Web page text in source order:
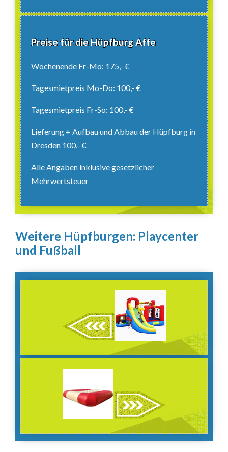
Preise für die Hüpfburg Affe
Wochenende Fr-Mo: 175,- €
Tagesmietpreis Mo-Do: 100,- €
Tagesmietpreis Fr-So: 100,- €
Lieferung + Aufbau und Abbau der Hüpfburg in
Dresden 100,- €
Alle Angaben inklusive gesetzlicher
Mehrwertsteuer
Weitere Hüpfburgen: Playcenter
und Fußball